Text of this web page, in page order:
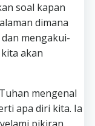
soal kapan
dimana
mengakui-
akan
mengenal
apa diri kita. Ia